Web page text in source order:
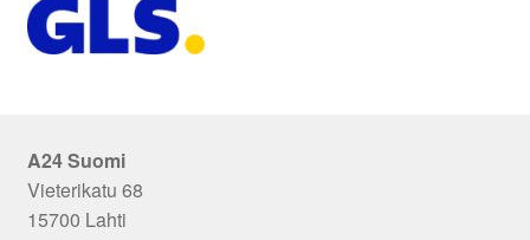
A24 Suomi
Vieterikatu 68
15700 Lahti